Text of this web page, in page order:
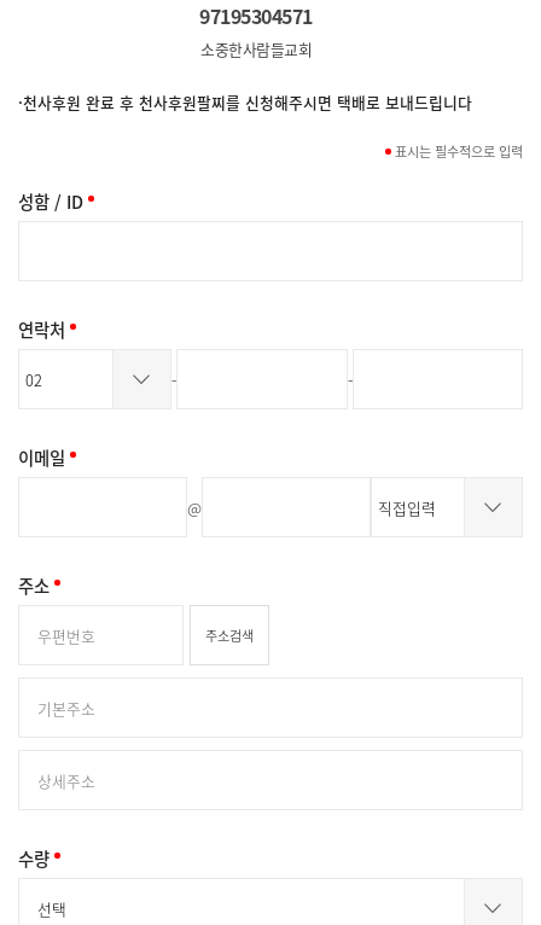
97195304571
소중한사람들교회
천사후원 완료 후 천사후원팔찌를 신청해주시면 택배로 보내드립니다
표시는 필수적으로 입력
성함 / ID
연락처
- -
이메일
@
주소
주소검색
수량